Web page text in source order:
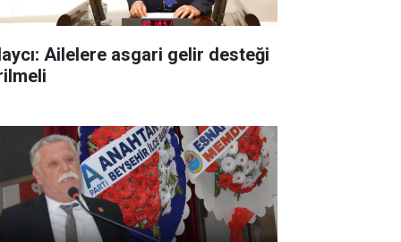
Ailelere asgari gelir desteği